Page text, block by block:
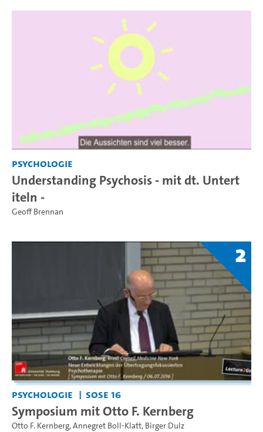
Psychologie
Understanding Psychosis - mit dt. Untert
iteln -
Geoff Brennan
2
Psychologie SoSe 16
Symposium mit Otto F. Kernberg
Otto F. Kernberg,Annegret Boll-Klatt, Birger Dulz